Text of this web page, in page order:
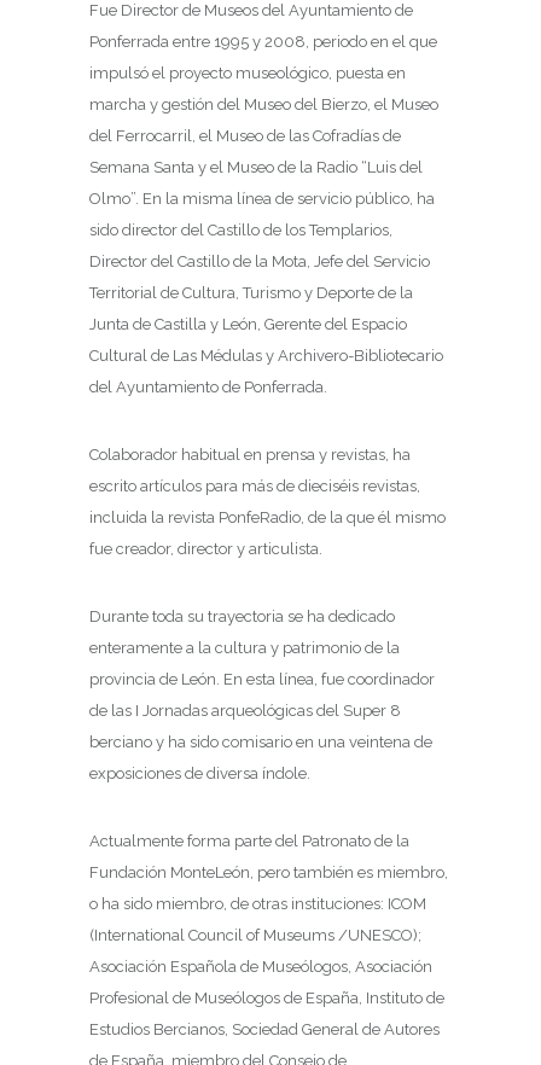
Fue Director de Museos del Ayuntamiento de
Ponferrada entre 1995 y 2008, periodo en el que
impulsó el proyecto museológico, puesta en
marcha y gestión del Museo del Bierzo, el Museo
del Ferrocarril, el Museo de las Cofradías de
Semana Santa y el Museo de la Radio “Luis del
Olmo”. En la misma línea de servicio público, ha
sido director del Castillo de los Templarios,
Director del Castillo de la Mota, Jefe del Servicio
Territorial de Cultura, Turismo y Deporte de la
Junta de Castilla y León, Gerente del Espacio
Cultural de Las Médulas y Archivero-Bibliotecario
del Ayuntamiento de Ponferrada.
Colaborador habitual en prensa y revistas, ha
escrito artículos para más de dieciséis revistas,
incluida la revista PonfeRadio, de la que él mismo
fue creador, director y articulista.
Durante toda su trayectoria se ha dedicado
enteramente a la cultura y patrimonio de la
provincia de León. En esta línea, fue coordinador
de las I Jornadas arqueológicas del Super 8
berciano y ha sido comisario en una veintena de
exposiciones de diversa índole.
Actualmente forma parte del Patronato de la
Fundación MonteLeón, pero también es miembro,
o ha sido miembro, de otras instituciones: ICOM
(International Council of Museums /UNESCO);
Asociación Española de Museólogos, Asociación
Profesional de Museólogos de España, Instituto de
Estudios Bercianos, Sociedad General de Autores
de España, miembro del Consejo de